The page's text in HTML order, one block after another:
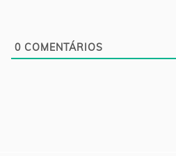
0 COMENTÁRIOS